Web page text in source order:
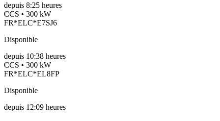
depuis 8:25 heures
CCS • 300 kW
FR*ELC*E7SJ6
Disponible
depuis 10:38 heures
CCS • 300 kW
FR*ELC*EL8FP
Disponible
depuis 12:09 heures